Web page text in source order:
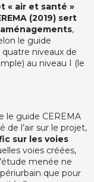
« air et santé »
(2019) sert
,
le guide
niveaux de
au niveau I (le
le guide CEREMA
de l’air sur le projet,
sur les voies
voies créées,
menée ne
que pour